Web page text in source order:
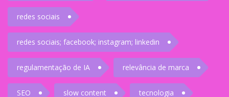
redes sociais
redes sociais; facebook; instagram; linkedin
regulamentação de IA relevância de marca
SEO slow content tecnologia